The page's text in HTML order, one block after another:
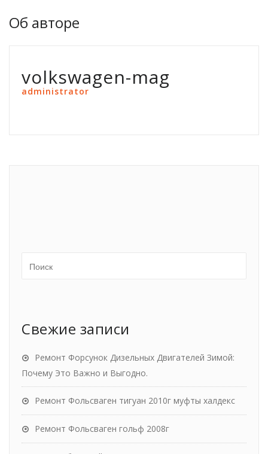
Об авторе
volkswagen-mag
administrator
Свежие записи
Ремонт Форсунок Дизельных Двигателей Зимой:
Почему Это Важно и Выгодно.
Ремонт Фольсваген тигуан 2010г муфты халдекс
Ремонт Фольсваген гольф 2008г